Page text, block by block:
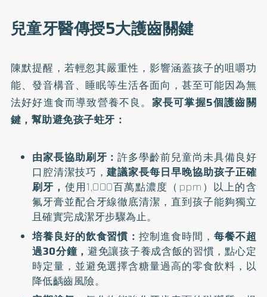
兒童牙醫傳授5大護齒關鍵
陳默提醒，若輕忽其嚴重性，影響涵蓋孩子的咀嚼功
能、發音構音、睡眠等生活各面向，甚至可能因為無
法好好進食而導致營養不良。 家長可掌握5個護齒關
鍵，幫助避免孩子蛀牙：
由家長協助刷牙：許多學齡前兒童尚未具備良好
口腔清潔技巧，建議家長每日早晚協助孩子正確
刷牙， 使用1,000百萬點濃度（ppm）以上的含
氟牙膏並配合牙線徹底清潔，直到孩子能夠獨立
且確實完成潔牙步驟為止。
培養良好的飲食習慣：控制進食時間， 每餐不超
過30分鐘， 避免讓孩子養成含飯的習慣，點心定
時定量，並避免選擇含糖量過高的零食飲料，以
降低齲齒風險。